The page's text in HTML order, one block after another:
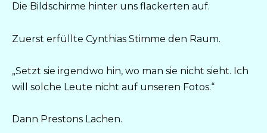
Die Bildschirme hinter uns flackerten auf.
Zuerst erfüllte Cynthias Stimme den Raum.
„Setzt sie irgendwo hin, wo man sie nicht sieht. Ich
will solche Leute nicht auf unseren Fotos.“
Dann Prestons Lachen.